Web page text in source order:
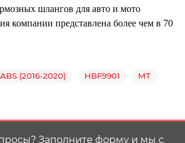
шлангов для авто и мото
компании представлена более чем в 70
(2016-2020) HBF9901 MT
Заполните форму и мы с